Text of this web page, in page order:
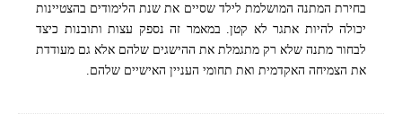
בחירת המתנה המושלמת לילד שסיים את שנת הלימודים בהצטיינות
יכולה להיות אתגר לא קטן. במאמר זה נספק עצות ותובנות כיצד
לבחור מתנה שלא רק מתגמלת את ההישגים שלהם אלא גם מעודדת
את הצמיחה האקדמית ואת תחומי העניין האישיים שלהם.